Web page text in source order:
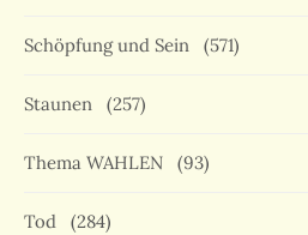
Schöpfung und Sein (571)
Staunen (257)
Thema WAHLEN (93)
Tod (284)